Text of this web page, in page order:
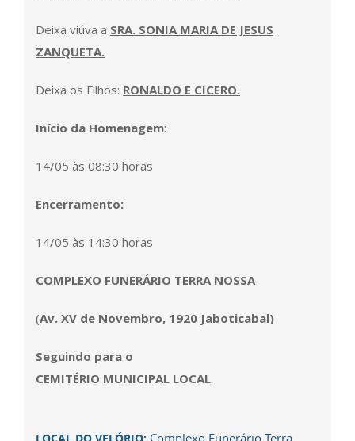
Deixa viúva a SRA. SONIA MARIA DE JESUS
ZANQUETA.
Deixa os Filhos: RONALDO E CICERO.
Início da Homenagem:
14/05 às 08:30 horas
Encerramento:
14/05 às 14:30 horas
COMPLEXO FUNERÁRIO TERRA NOSSA
(Av. XV de Novembro, 1920 Jaboticabal)
Seguindo para o
CEMITÉRIO MUNICIPAL LOCAL.
Complexo Funerário Terra